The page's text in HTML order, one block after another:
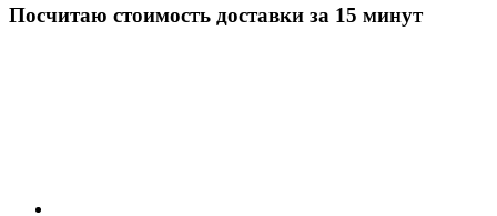
Посчитаю стоимость доставки за 15 минут